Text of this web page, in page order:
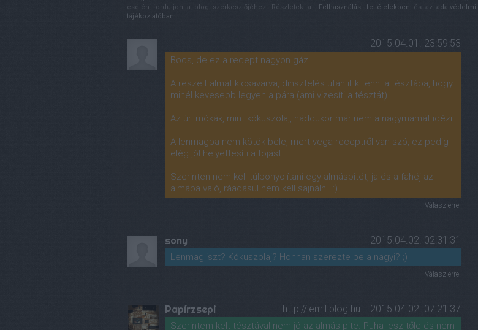
esetén forduljon a blog szerkesztőjéhez. Részletek a
Felhasználási feltételekben és az adatvédelmi
tájékoztatóban
2015.04.01. 23:59:53
Bocs, de ez a recept nagyon gáz...
A reszelt almát kicsavarva, dinsztelés után illik tenni a tésztába, hogy
minél kevesebb legyen a pára (ami vizesíti a tésztát).
Az úri mókák, mint kókuszolaj, nádcukor már nem a nagymamát idézi.
A lenmagba nem kötök bele, mert vega receptről van szó, ez pedig
elég jól helyettesíti a tojást.
Szerinten nem kell túlbonyolítani egy almáspitét, ja és a fahéj az
almába való, ráadásul nem kell sajnálni. :)
Válasz erre
sony 2015.04.02. 02:31:31
Lenmagliszt? Kókuszolaj? Honnan szerezte be a nagyi? ;)
Válasz erre
Papírzsepi http://lemil.blog.hu 2015.04.02. 07:21:37
Szerintem kelt tésztával nem jó az almás pite. Puha lesz tőle és nem